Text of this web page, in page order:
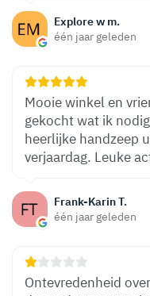
Explore w m.
één jaar geleden
Frank-Karin T.
één jaar geleden
Mooie winkel en
gekocht wat ik
heerlijke handzeep
verjaardag. Leuke
Ontevredenheid